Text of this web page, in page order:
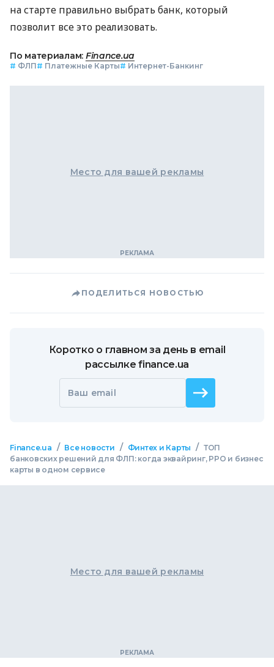
на старте правильно выбрать банк, который
позволит все это реализовать.
По материалам: Finance.ua
# ФЛП# Платежные Карты# Интернет-Банкинг
Место для вашей рекламы
ПОДЕЛИТЬСЯ НОВОСТЬЮ
Коротко о главном за день в email
рассылке finance.ua
Ваш email
Finance.ua / Все новости / Финтех и Карты / ТОП
банковских решений для ФЛП: когда эквайринг, РРО и бизнес
карты в одном сервисе
Место для вашей рекламы